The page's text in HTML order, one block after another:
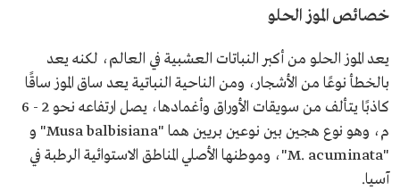
خصائص الموز الحلو
يعد الموز الحلو من أكبر النباتات العشبية في العالم، لكنه يعد
بالخطأ نوعًا من الأشجار، ومن الناحية النباتية يعد ساق الموز ساقًا
كاذبًا يتألف من سويقات الأوراق وأغمادها، يصل ارتفاعه نحو 2 - 6
م، وهو نوع هجين بين نوعين بريين هما "Musa balbisiana" و
"M. acuminata"، وموطنها الأصلي المناطق الاستوائية الرطبة في
آسيا.